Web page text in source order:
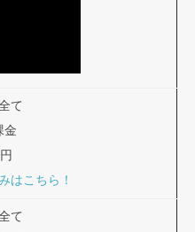
て
金
はこちら！
て